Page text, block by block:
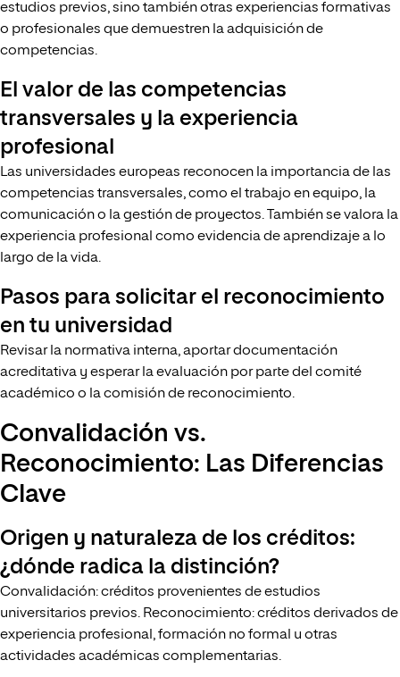
estudios previos, sino también otras experiencias formativas
o profesionales que demuestren la adquisición de
competencias.
El valor de las competencias
transversales y la experiencia
profesional
Las universidades europeas reconocen la importancia de las
competencias transversales, como el trabajo en equipo, la
comunicación o la gestión de proyectos. También se valora la
experiencia profesional como evidencia de aprendizaje a lo
largo de la vida.
Pasos para solicitar el reconocimiento
en tu universidad
Revisar la normativa interna, aportar documentación
acreditativa y esperar la evaluación por parte del comité
académico o la comisión de reconocimiento.
Convalidación vs.
Reconocimiento: Las Diferencias
Clave
Origen y naturaleza de los créditos:
¿dónde radica la distinción?
Convalidación: créditos provenientes de estudios
universitarios previos. Reconocimiento: créditos derivados de
experiencia profesional, formación no formal u otras
actividades académicas complementarias.